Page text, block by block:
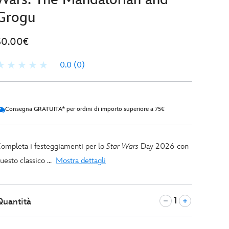
0.0 (0)
Consegna GRATUITA* per ordini di importo superiore a 75€
i festeggiamenti per loStar Wars Day 2026 con
classico ... Mostra dettagli